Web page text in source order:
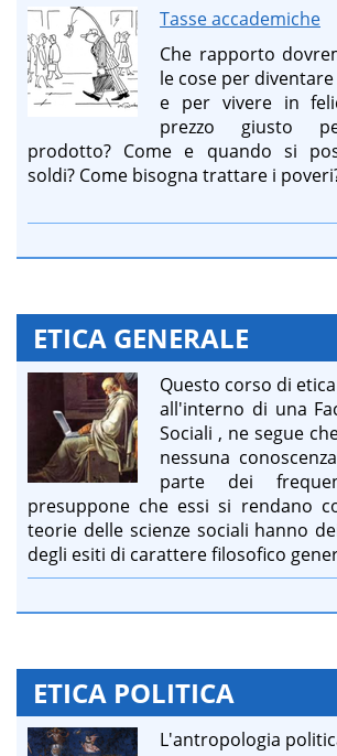
Tasse accademiche
Che rapporto
le cose per
e per vivere in
prezzo giusto
prodotto? Come e quando si
soldi? Come bisogna trattare i
ETICA GENERALE
Questo corso di
all'interno di una
Sociali , ne segue
nessuna
parte dei
presuppone che essi si rendano
teorie delle scienze sociali hanno
degli esiti di carattere filosofico
ETICA POLITICA
L'antropologia